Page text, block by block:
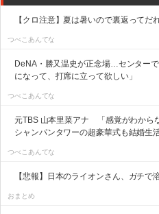
【クロ注意】夏は暑いので裏返ってだ
つべこあんてな
DeNA・勝又温史が正念場…センター
になって、打席に立って欲しい」
つべこあんてな
元TBS 山本里菜アナ 「感覚がわか
シャンパンタワーの超豪華式も結婚生
つべこあんてな
【悲報】日本のライオンさん、ガチで
おまとめ